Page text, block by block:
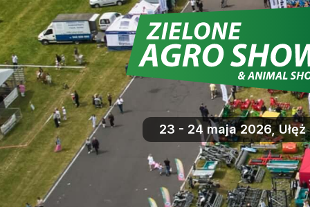
23 - 24 maja 2026, Ułęż